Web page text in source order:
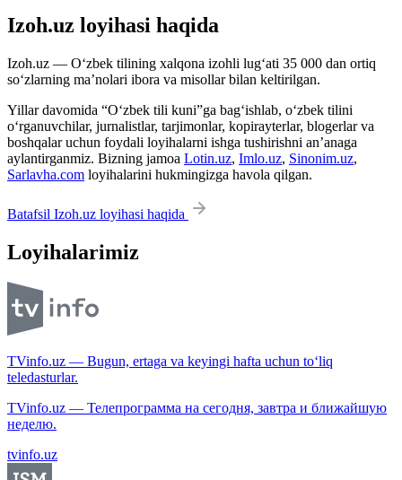
Izoh.uz loyihasi haqida
Izoh.uz — O‘zbek tilining xalqona izohli lug‘ati 35 000 dan ortiq
so‘zlarning ma’nolari ibora va misollar bilan keltirilgan.
Yillar davomida “O‘zbek tili kuni”ga bag‘ishlab, o‘zbek tilini
o‘rganuvchilar, jurnalistlar, tarjimonlar, kopirayterlar, blogerlar va
boshqalar uchun foydali loyihalarni ishga tushirishni an’anaga
aylantirganmiz. Bizning jamoa Lotin.uz, Imlo.uz, Sinonim.uz,
Sarlavha.com loyihalarini hukmingizga havola qilgan.
Batafsil Izoh.uz loyihasi haqida
Loyihalarimiz
TVinfo.uz — Bugun, ertaga va keyingi hafta uchun to‘liq
teledasturlar.
TVinfo.uz — Телепрограмма на сегодня, завтра и ближайшую
неделю.
tvinfo.uz